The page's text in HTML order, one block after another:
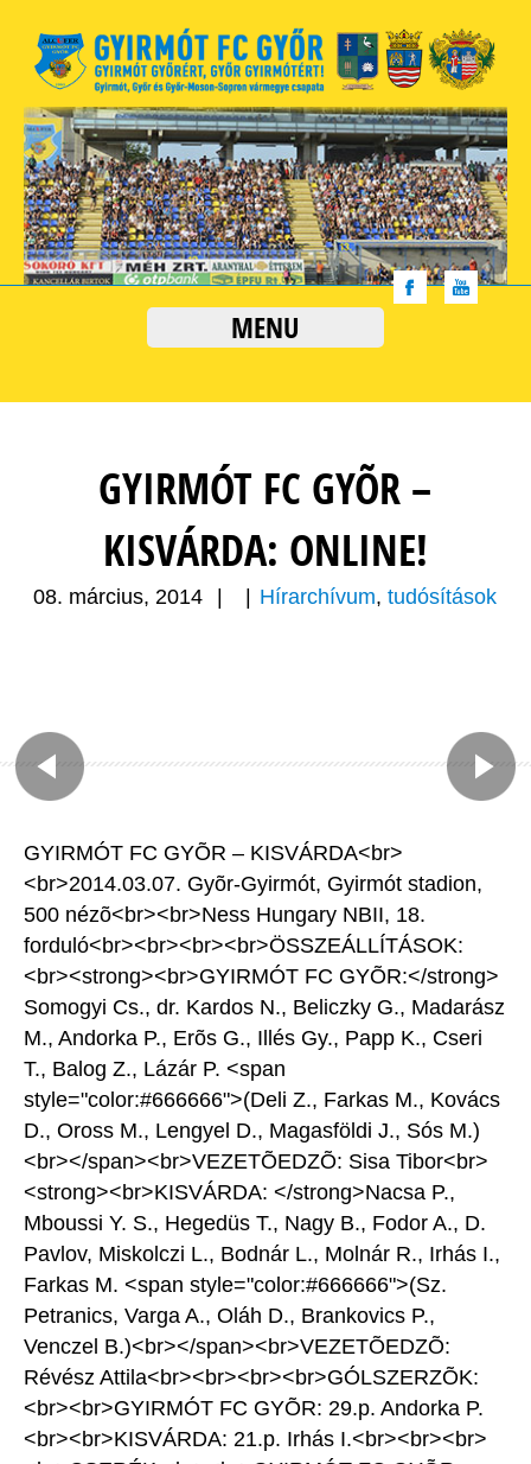
MENU
GYIRMÓT FC GYÕR –
KISVÁRDA: ONLINE!
08. március, 2014 Hírarchívum,tudósítások
GYIRMÓT FC GYÕR – KISVÁRDA<br>
<br>2014.03.07. Gyõr-Gyirmót, Gyirmót stadion,
500 nézõ<br><br>Ness Hungary NBII, 18.
forduló<br><br><br><br>ÖSSZEÁLLÍTÁSOK:
<br><strong><br>GYIRMÓT FC GYÕR:</strong>
Somogyi Cs., dr. Kardos N., Beliczky G., Madarász
M., Andorka P., Erõs G., Illés Gy., Papp K., Cseri
T., Balog Z., Lázár P. <span
style="color:#666666">(Deli Z., Farkas M., Kovács
D., Oross M., Lengyel D., Magasföldi J., Sós M.)
<br></span><br>VEZETÕEDZÕ: Sisa Tibor<br>
<strong><br>KISVÁRDA: </strong>Nacsa P.,
Mboussi Y. S., Hegedüs T., Nagy B., Fodor A., D.
Pavlov, Miskolczi L., Bodnár L., Molnár R., Irhás I.,
Farkas M. <span style="color:#666666">(Sz.
Petranics, Varga A., Oláh D., Brankovics P.,
Venczel B.)<br></span><br>VEZETÕEDZÕ:
Révész Attila<br><br><br><br>GÓLSZERZÕK:
<br><br>GYIRMÓT FC GYÕR: 29.p. Andorka P.
<br><br>KISVÁRDA: 21.p. Irhás I.<br><br><br>